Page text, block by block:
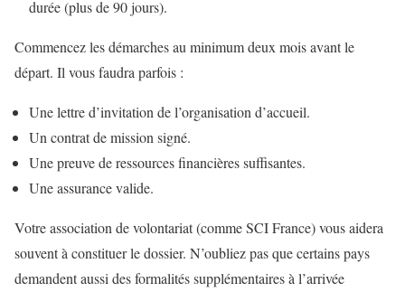
durée (plus de 90 jours).
Commencez les démarches au minimum deux mois avant le
départ. Il vous faudra parfois :
Une lettre d’invitation de l’organisation d’accueil.
Un contrat de mission signé.
Une preuve de ressources financières suffisantes.
Une assurance valide.
Votre association de volontariat (comme SCI France) vous aidera
souvent à constituer le dossier. N’oubliez pas que certains pays
demandent aussi des formalités supplémentaires à l’arrivée